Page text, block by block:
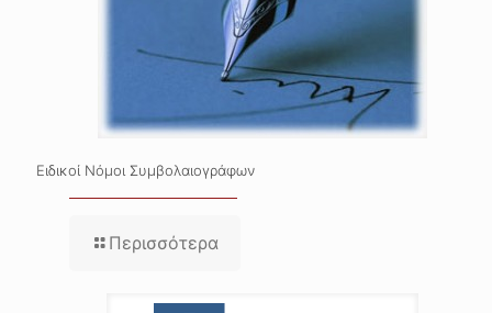
Ειδικοί Νόμοι Συμβολαιογράφων
Περισσότερα